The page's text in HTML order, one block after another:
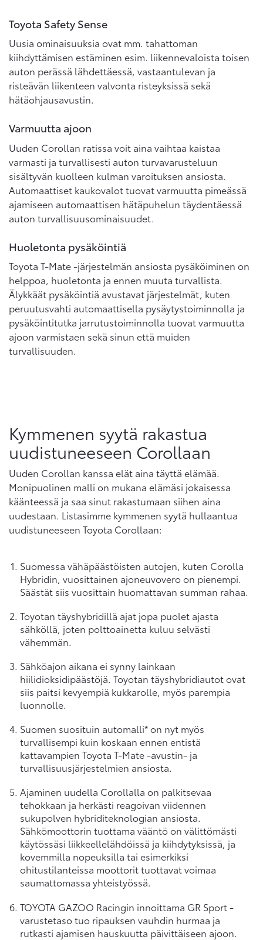
Toyota Safety Sense
Uusia ominaisuuksia ovat mm. tahattoman
kiihdyttämisen estäminen esim. liikennevaloista toisen
auton perässä lähdettäessä, vastaantulevan ja
risteävän liikenteen valvonta risteyksissä sekä
hätäohjausavustin.
Varmuutta ajoon
Uuden Corollan ratissa voit aina vaihtaa kaistaa
varmasti ja turvallisesti auton turvavarusteluun
sisältyvän kuolleen kulman varoituksen ansiosta.
Automaattiset kaukovalot tuovat varmuutta pimeässä
ajamiseen automaattisen hätäpuhelun täydentäessä
auton turvallisuusominaisuudet.
Huoletonta pysäköintiä
Toyota T-Mate -järjestelmän ansiosta pysäköiminen on
helppoa, huoletonta ja ennen muuta turvallista.
Älykkäät pysäköintiä avustavat järjestelmät, kuten
peruutusvahti automaattisella pysäytystoiminnolla ja
pysäköintitutka jarrutustoiminnolla tuovat varmuutta
ajoon varmistaen sekä sinun että muiden
turvallisuuden.
Kymmenen syytä rakastua
uudistuneeseen Corollaan
Uuden Corollan kanssa elät aina täyttä elämää.
Monipuolinen malli on mukana elämäsi jokaisessa
käänteessä ja saa sinut rakastumaan siihen aina
uudestaan. Listasimme kymmenen syytä hullaantua
uudistuneeseen Toyota Corollaan:
Suomessa vähäpäästöisten autojen, kuten Corolla
Hybridin, vuosittainen ajoneuvovero on pienempi.
Säästät siis vuosittain huomattavan summan rahaa.
Toyotan täyshybridillä ajat jopa puolet ajasta
sähköllä, joten polttoainetta kuluu selvästi
vähemmän.
Sähköajon aikana ei synny lainkaan
hiilidioksidipäästöjä. Toyotan täyshybridiautot ovat
siis paitsi kevyempiä kukkarolle, myös parempia
luonnolle.
Suomen suosituin automalli* on nyt myös
turvallisempi kuin koskaan ennen entistä
kattavampien Toyota T-Mate -avustin- ja
turvallisuusjärjestelmien ansiosta.
Ajaminen uudella Corollalla on palkitsevaa
tehokkaan ja herkästi reagoivan viidennen
sukupolven hybriditeknologian ansiosta.
Sähkömoottorin tuottama vääntö on välittömästi
käytössäsi liikkeellelähdöissä ja kiihdytyksissä, ja
kovemmilla nopeuksilla tai esimerkiksi
ohitustilanteissa moottorit tuottavat voimaa
saumattomassa yhteistyössä.
TOYOTA GAZOO Racingin innoittama GR Sport -
varustetaso tuo ripauksen vauhdin hurmaa ja
rutkasti ajamisen hauskuutta päivittäiseen ajoon.